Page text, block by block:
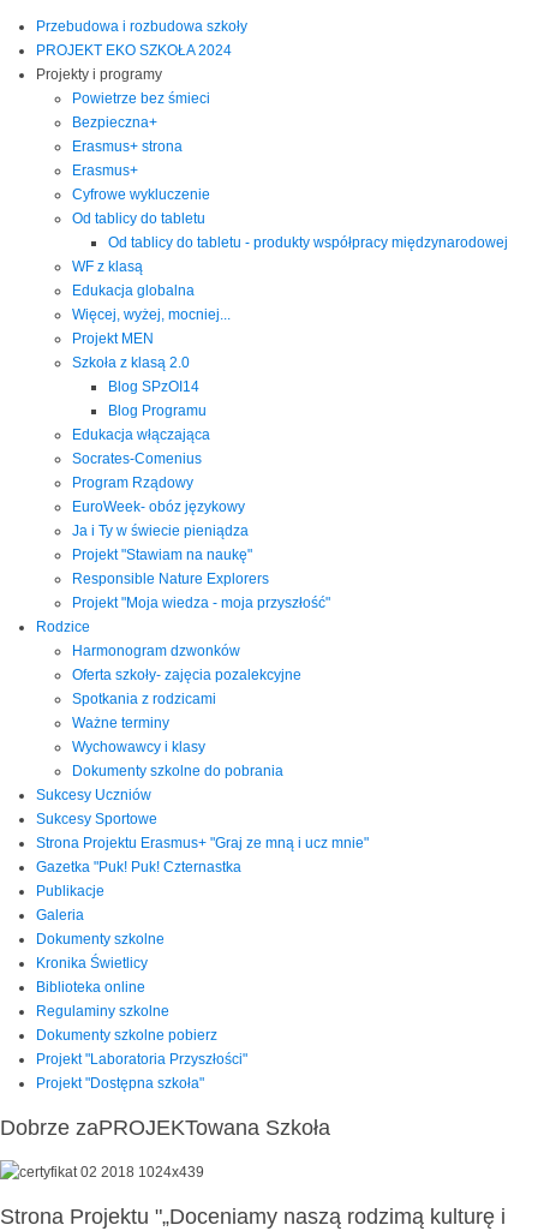
Przebudowa i rozbudowa szkoły
PROJEKT EKO SZKOŁA 2024
Projekty i programy
Powietrze bez śmieci
Bezpieczna+
Erasmus+ strona
Erasmus+
Cyfrowe wykluczenie
Od tablicy do tabletu
Od tablicy do tabletu - produkty współpracy międzynarodowej
WF z klasą
Edukacja globalna
Więcej, wyżej, mocniej...
Projekt MEN
Szkoła z klasą 2.0
Blog SPzOI14
Blog Programu
Edukacja włączająca
Socrates-Comenius
Program Rządowy
EuroWeek- obóz językowy
Ja i Ty w świecie pieniądza
Projekt "Stawiam na naukę"
Responsible Nature Explorers
Projekt "Moja wiedza - moja przyszłość"
Rodzice
Harmonogram dzwonków
Oferta szkoły- zajęcia pozalekcyjne
Spotkania z rodzicami
Ważne terminy
Wychowawcy i klasy
Dokumenty szkolne do pobrania
Sukcesy Uczniów
Sukcesy Sportowe
Strona Projektu Erasmus+ "Graj ze mną i ucz mnie"
Gazetka "Puk! Puk! Czternastka
Publikacje
Galeria
Dokumenty szkolne
Kronika Świetlicy
Biblioteka online
Regulaminy szkolne
Dokumenty szkolne pobierz
Projekt "Laboratoria Przyszłości"
Projekt "Dostępna szkoła"
Dobrze zaPROJEKTowana Szkoła
Strona Projektu "„Doceniamy naszą rodzimą kulturę i